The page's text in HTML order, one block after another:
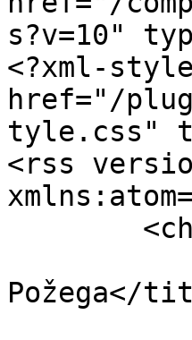
s?v=10"
<?xml-
href="/
tyle.css"
<rss
Požega</